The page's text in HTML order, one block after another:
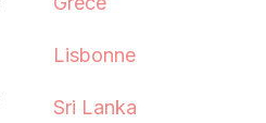
Lisbonne
Sri Lanka